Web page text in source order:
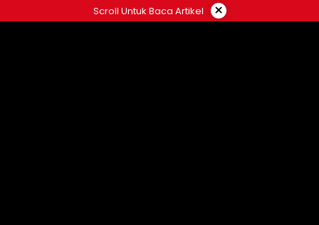
ke
Scroll Untuk Baca Artikel ×